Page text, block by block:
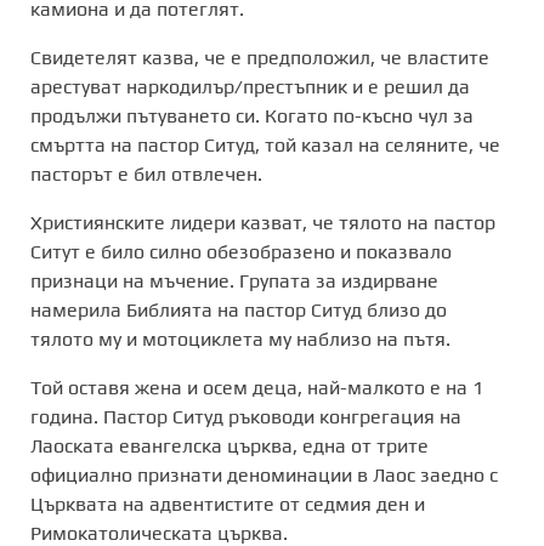
камиона и да потеглят.
Свидетелят казва, че е предположил, че властите
арестуват наркодилър/престъпник и е решил да
продължи пътуването си. Когато по-късно чул за
смъртта на пастор Ситуд, той казал на селяните, че
пасторът е бил отвлечен.
Християнските лидери казват, че тялото на пастор
Ситут е било силно обезобразено и показвало
признаци на мъчение. Групата за издирване
намерила Библията на пастор Ситуд близо до
тялото му и мотоциклета му наблизо на пътя.
Той оставя жена и осем деца, най-малкото е на 1
година. Пастор Ситуд ръководи конгрегация на
Лаоската евангелска църква, една от трите
официално признати деноминации в Лаос заедно с
Църквата на адвентистите от седмия ден и
Римокатолическата църква.